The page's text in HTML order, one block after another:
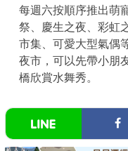
每週六按順序推出萌
祭、慶生之夜、彩虹
市集、可愛大型氣偶
夜市，可以先帶小朋
橋欣賞水舞秀。